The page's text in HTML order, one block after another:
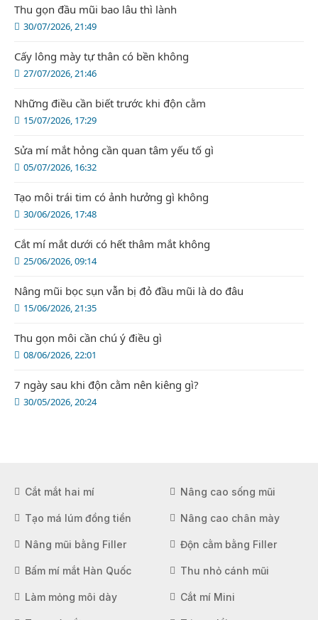
30/07/2026, 21:49
Thu gọn đầu mũi bao lâu thì lành
27/07/2026, 21:46
Cấy lông mày tự thân có bền không
15/07/2026, 17:29
Những điều cần biết trước khi độn cằm
05/07/2026, 16:32
Sửa mí mắt hỏng cần quan tâm yếu tố gì
30/06/2026, 17:48
Tạo môi trái tim có ảnh hưởng gì không
25/06/2026, 09:14
Cắt mí mắt dưới có hết thâm mắt không
15/06/2026, 21:35
Nâng mũi bọc sụn vẫn bị đỏ đầu mũi là do đâu
08/06/2026, 22:01
Thu gọn môi cần chú ý điều gì
30/05/2026, 20:24
7 ngày sau khi độn cằm nên kiêng gì?
Cắt mắt hai mí Nâng cao sống mũi
Tạo má lúm đồng tiền Nâng cao chân mày
Nâng mũi bằng Filler Độn cằm bằng Filler
Bấm mí mắt Hàn Quốc Thu nhỏ cánh mũi
Làm mỏng môi dày Cắt mí Mini